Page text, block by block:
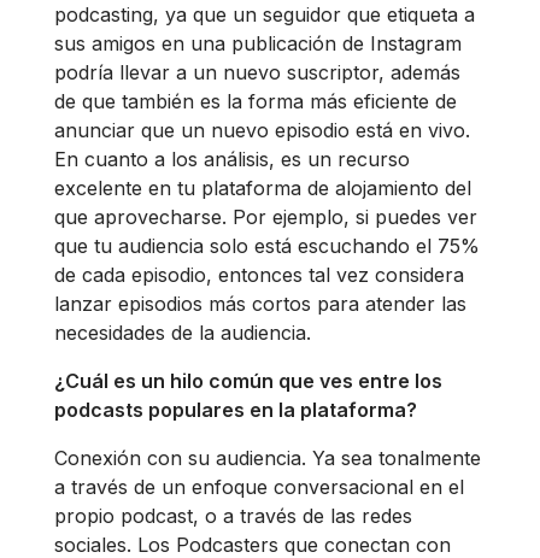
podcasting, ya que un seguidor que etiqueta a
sus amigos en una publicación de Instagram
podría llevar a un nuevo suscriptor, además
de que también es la forma más eficiente de
anunciar que un nuevo episodio está en vivo.
En cuanto a los análisis, es un recurso
excelente en tu plataforma de alojamiento del
que aprovecharse. Por ejemplo, si puedes ver
que tu audiencia solo está escuchando el 75%
de cada episodio, entonces tal vez considera
lanzar episodios más cortos para atender las
necesidades de la audiencia.
¿Cuál es un hilo común que ves entre los
podcasts populares en la plataforma?
Conexión con su audiencia. Ya sea tonalmente
a través de un enfoque conversacional en el
propio podcast, o a través de las redes
sociales. Los Podcasters que conectan con